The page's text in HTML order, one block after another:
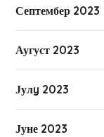
Септембер 2023
Аугуст 2023
Јулy 2023
Јуне 2023